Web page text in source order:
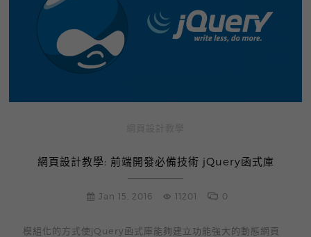
網頁設計教學: 前端開發必備技術 jQuery函式庫
Jan 15, 2016 11201 0
模組化的方式使jQuery函式庫能夠建立功能強大的動態網頁